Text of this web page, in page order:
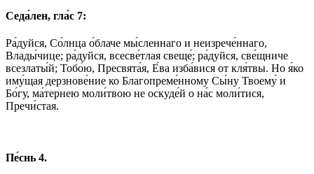
Седа́лен, гла́с 7:
Ра́дуйся, Со́лнца о́блаче мы́сленнаго и неизрече́ннаго,
Влады́чице; ра́дуйся, всесве́тлая свеще́; ра́дуйся, све́щниче
всезлаты́й; Тобо́ю, Пресвята́я, Е́ва изба́вися от кля́твы. Но я́ко
иму́щая дерзнове́ние ко Благопреме́нному Сы́ну Твоему́ и
Бо́гу, ма́тернею моли́твою не оскуде́й о на́с моли́тися,
Пречи́стая.
Пе́снь 4.